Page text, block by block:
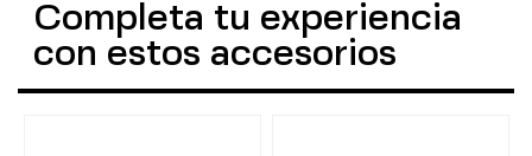
Completa tu experiencia
con estos accesorios